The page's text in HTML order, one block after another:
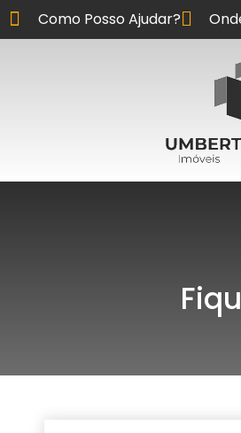
Como Posso Ajudar?